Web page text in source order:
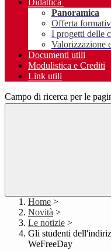
Didattica
Panoramica
Offerta
I progetti delle
Valorizzazione
Documenti utili
Modulistica e Crediti
Link utili
Campo di ricerca per le
Home >
Novità >
Le notizie >
Gli studenti
WeFreeDay